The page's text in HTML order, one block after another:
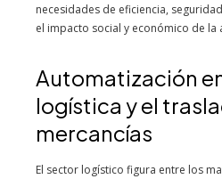
necesidades de eficiencia,
el impacto social y económico de la
Automatización
logística y el
mercancías
El sector logístico figura entre los